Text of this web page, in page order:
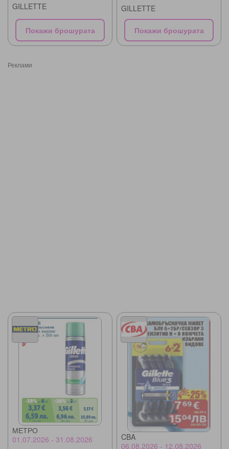
GILLETTE
Покажи брошурата
GILLETTE
Покажи брошурата
Реклами
МЕТРО
01.07.2026 - 31.08.2026
CBA
06.08.2026 - 12.08.2026